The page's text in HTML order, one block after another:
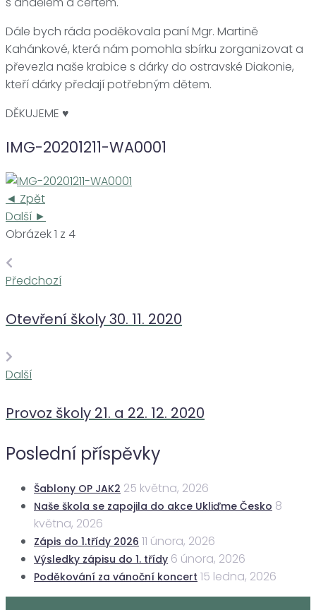
Dále bych ráda poděkovala paní Mgr. Martině
Kahánkové, která nám pomohla sbírku zorganizovat a
převezla naše krabice s dárky do ostravské Diakonie,
kteří dárky předají potřebným dětem.
DĚKUJEME ♥
IMG-20201211-WA0001
◄ Zpět
Další ►
Obrázek 1 z 4
Navigace
pro
příspěvek
Předchozí
Předchozí
Otevření školy 30. 11. 2020
Další
Další
Provoz školy 21. a 22. 12. 2020
Poslední příspěvky
Šablony OP JAK2 25 května, 2026
Naše škola se zapojila do akce Ukliďme Česko 8
května, 2026
Zápis do 1.třídy 2026 11 února, 2026
Výsledky zápisu do 1. třídy 6 února, 2026
Poděkování za vánoční koncert 15 ledna, 2026